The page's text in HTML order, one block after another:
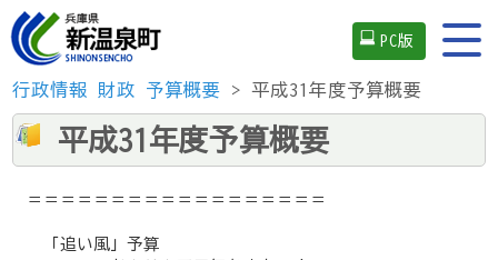
PC版
行政情報 財政 予算概要 > 平成31年度予算概要
平成31年度予算概要
＝＝＝＝＝＝＝＝＝＝＝＝＝＝＝＝＝＝
「追い風」予算